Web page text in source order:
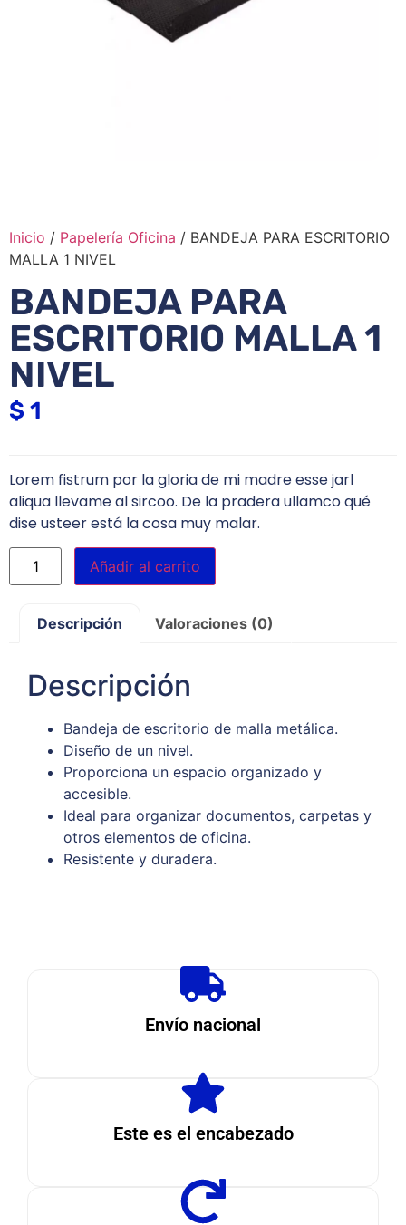
Inicio / Papelería Oficina / BANDEJA PARA ESCRITORIO
MALLA 1 NIVEL
BANDEJA PARA
ESCRITORIO MALLA 1
NIVEL
$ 1
Lorem fistrum por la gloria de mi madre esse jarl
aliqua llevame al sircoo. De la pradera ullamco qué
dise usteer está la cosa muy malar.
Añadir al carrito
Descripción Valoraciones (0)
Descripción
Bandeja de escritorio de malla metálica.
Diseño de un nivel.
Proporciona un espacio organizado y
accesible.
Ideal para organizar documentos, carpetas y
otros elementos de oficina.
Resistente y duradera.
Envío nacional
Este es el encabezado